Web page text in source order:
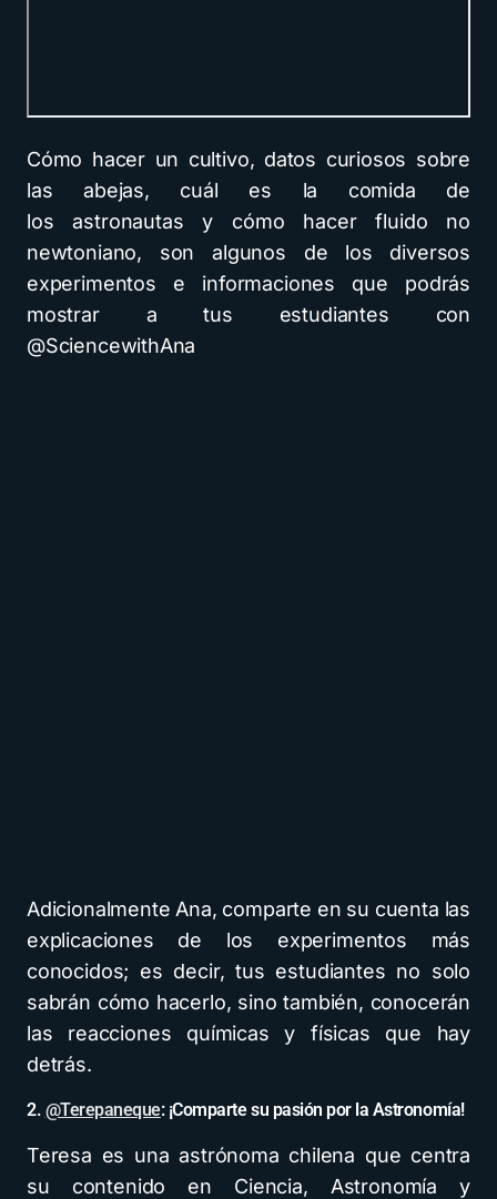
Cómo hacer un cultivo, datos curiosos sobre
las abejas, cuál es la comida de
los astronautas y cómo hacer fluido no
newtoniano, son algunos de los diversos
experimentos e informaciones que podrás
mostrar a tus estudiantes con
@SciencewithAna
Adicionalmente Ana, comparte en su cuenta las
explicaciones de los experimentos más
conocidos; es decir, tus estudiantes no solo
sabrán cómo hacerlo, sino también, conocerán
las reacciones químicas y físicas que hay
detrás.
2. @Terepaneque: ¡Comparte su pasión por la Astronomía!
Teresa es una astrónoma chilena que centra
su contenido en Ciencia, Astronomía y